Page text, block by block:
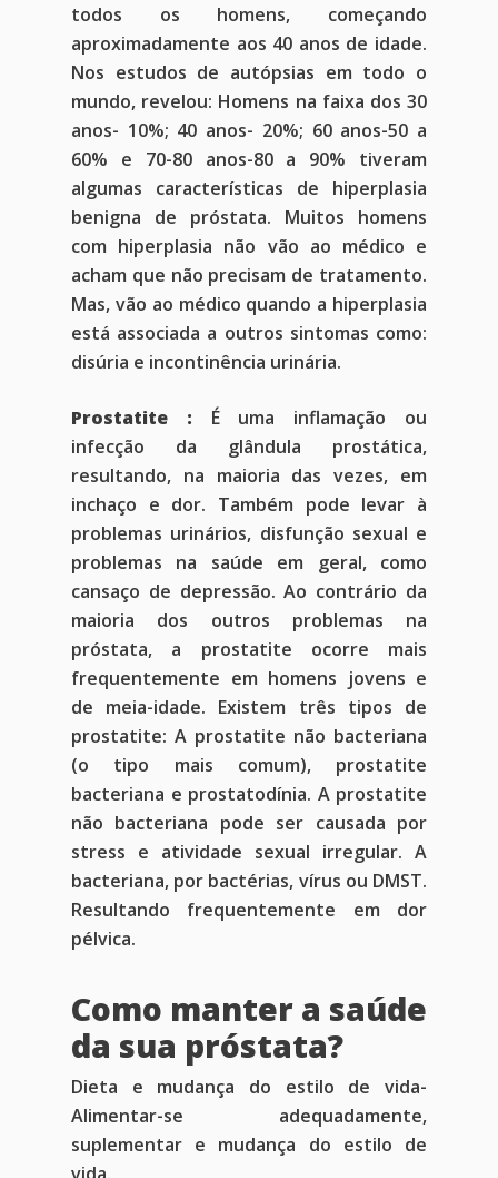
todos os homens, começando
aproximadamente aos 40 anos de idade.
Nos estudos de autópsias em todo o
mundo, revelou: Homens na faixa dos 30
anos- 10%; 40 anos- 20%; 60 anos-50 a
60% e 70-80 anos-80 a 90% tiveram
algumas características de hiperplasia
benigna de próstata. Muitos homens
com hiperplasia não vão ao médico e
acham que não precisam de tratamento.
Mas, vão ao médico quando a hiperplasia
está associada a outros sintomas como:
disúria e incontinência urinária.
Prostatite : É uma inflamação ou
infecção da glândula prostática,
resultando, na maioria das vezes, em
inchaço e dor. Também pode levar à
problemas urinários, disfunção sexual e
problemas na saúde em geral, como
cansaço de depressão. Ao contrário da
maioria dos outros problemas na
próstata, a prostatite ocorre mais
frequentemente em homens jovens e
de meia-idade. Existem três tipos de
prostatite: A prostatite não bacteriana
(o tipo mais comum), prostatite
bacteriana e prostatodínia. A prostatite
não bacteriana pode ser causada por
stress e atividade sexual irregular. A
bacteriana, por bactérias, vírus ou DMST.
Resultando frequentemente em dor
pélvica.
Como manter a saúde
da sua próstata?
Dieta e mudança do estilo de vida-
Alimentar-se adequadamente,
suplementar e mudança do estilo de